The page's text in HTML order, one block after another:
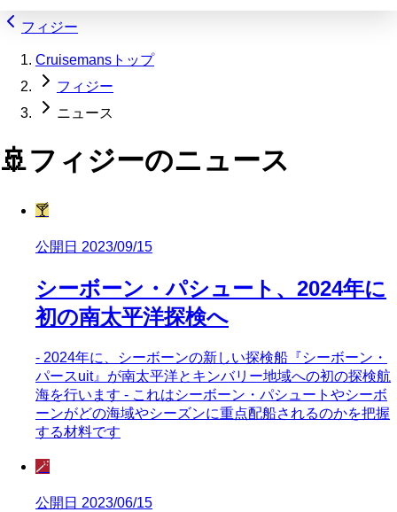
フィジー
Cruisemansトップ
フィジー
ニュース
🚢フィジーのニュース
🍸
公開日 2023/09/15
シーボーン・パシュート、2024年に
初の南太平洋探検へ
- 2024年に、シーボーンの新しい探検船『シーボーン・
パースuit』が南太平洋とキンバリー地域への初の探検航
海を行います - これはシーボーン・パシュートやシーボ
ーンがどの海域やシーズンに重点配船されるのかを把握
する材料です
🪄
公開日 2023/06/15